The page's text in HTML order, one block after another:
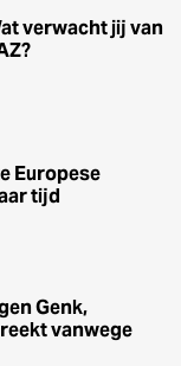
verwacht jij van
Europese
tijd
Genk,
vanwege